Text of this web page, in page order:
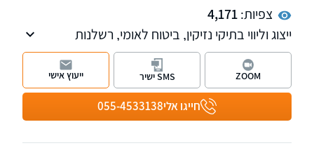
צפיות:4,171
ייצוג וליווי בתיקי נזיקין, ביטוח לאומי, רשלנות
רפואית ודיני משפחה לרבות ירושות, צוואות, ייפוי
כוח מתמשך וגישור. פגישות בבית הלקוח במידת
הצורך.
חייגו אלי055-4533138
ZOOM SMS ישיר ייעוץ אישי